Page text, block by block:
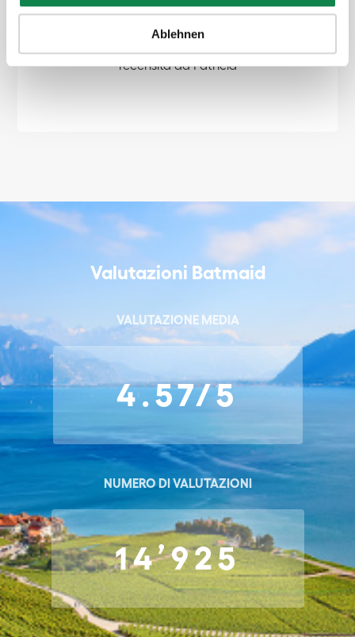
Ablehnen
recensita da Patricia
Valutazioni Batmaid
VALUTAZIONE MEDIA
4.57/5
NUMERO DI VALUTAZIONI
14’925